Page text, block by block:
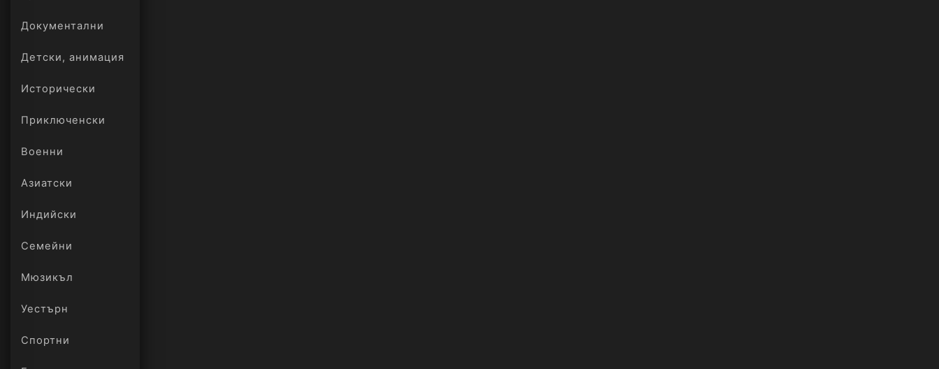
Документални
Детски, анимация
Исторически
Приключенски
Военни
Азиатски
Индийски
Семейни
Мюзикъл
Уестърн
Спортни